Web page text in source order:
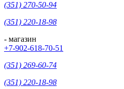
(351) 270-50-94
(351) 220-18-98
- магазин
+7-902-618-70-51
(351) 269-60-74
(351) 220-18-98